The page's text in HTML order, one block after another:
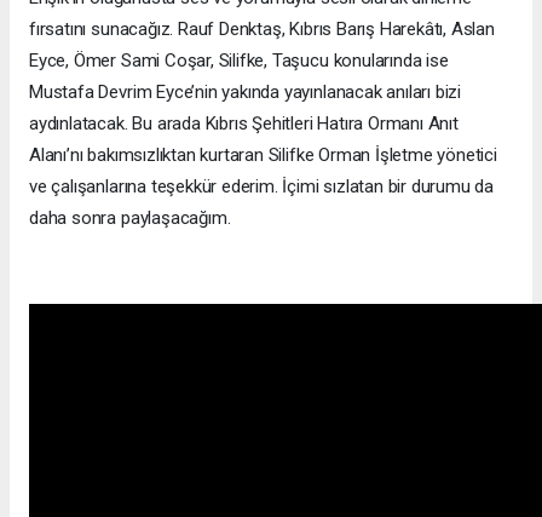
fırsatını sunacağız. Rauf Denktaş, Kıbrıs Barış Harekâtı, Aslan
Eyce, Ömer Sami Coşar, Silifke, Taşucu konularında ise
Mustafa Devrim Eyce’nin yakında yayınlanacak anıları bizi
aydınlatacak. Bu arada Kıbrıs Şehitleri Hatıra Ormanı Anıt
Alanı’nı bakımsızlıktan kurtaran Silifke Orman İşletme yönetici
ve çalışanlarına teşekkür ederim. İçimi sızlatan bir durumu da
daha sonra paylaşacağım.